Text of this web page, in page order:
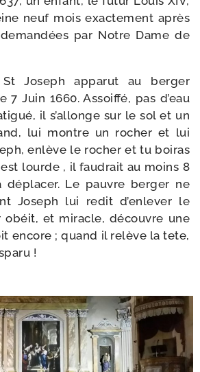
neuf mois exac­te­ment après
par Notre Dame de
Joseph appa­rut au ber­ger
7 Juin 1660. Assoiffé, pas d’eau
il s’al­longe sur le sol et un
lui montre un rocher et lui
enlève le rocher et tu boi­ras
lourde , il fau­drait au moins 8
dépla­cer. Le pauvre ber­ger ne
Joseph lui redit d’en­le­ver le
obéit, et miracle, découvre une
encore ; quand il relève la tete,
!